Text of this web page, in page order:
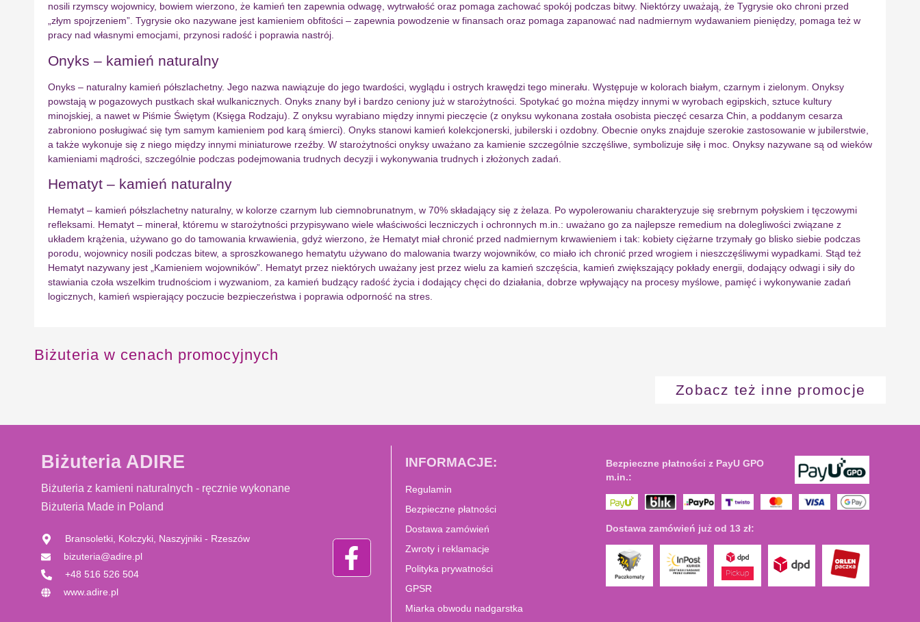
nosili rzymscy wojownicy, bowiem wierzono, że kamień ten zapewnia odwagę, wytrwałość oraz pomaga zachować spokój podczas bitwy. Niektórzy uważają, że Tygrysie oko chroni przed
„złym spojrzeniem”. Tygrysie oko nazywane jest kamieniem obfitości – zapewnia powodzenie w finansach oraz pomaga zapanować nad nadmiernym wydawaniem pieniędzy, pomaga też w
pracy nad własnymi emocjami, przynosi radość i poprawia nastrój.
Onyks – kamień naturalny
Onyks – naturalny kamień półszlachetny. Jego nazwa nawiązuje do jego twardości, wyglądu i ostrych krawędzi tego minerału. Występuje w kolorach białym, czarnym i zielonym. Onyksy
powstają w pogazowych pustkach skał wulkanicznych. Onyks znany był i bardzo ceniony już w starożytności. Spotykać go można między innymi w wyrobach egipskich, sztuce kultury
minojskiej, a nawet w Piśmie Świętym (Księga Rodzaju). Z onyksu wyrabiano między innymi pieczęcie (z onyksu wykonana została osobista pieczęć cesarza Chin, a poddanym cesarza
zabroniono posługiwać się tym samym kamieniem pod karą śmierci). Onyks stanowi kamień kolekcjonerski, jubilerski i ozdobny. Obecnie onyks znajduje szerokie zastosowanie w jubilerstwie,
a także wykonuje się z niego między innymi miniaturowe rzeźby. W starożytności onyksy uważano za kamienie szczególnie szczęśliwe, symbolizuje siłę i moc. Onyksy nazywane są od wieków
kamieniami mądrości, szczególnie podczas podejmowania trudnych decyzji i wykonywania trudnych i złożonych zadań.
Hematyt – kamień naturalny
Hematyt – kamień półszlachetny naturalny, w kolorze czarnym lub ciemnobrunatnym, w 70% składający się z żelaza. Po wypolerowaniu charakteryzuje się srebrnym połyskiem i tęczowymi
refleksami. Hematyt – minerał, któremu w starożytności przypisywano wiele właściwości leczniczych i ochronnych m.in.: uważano go za najlepsze remedium na dolegliwości związane z
układem krążenia, używano go do tamowania krwawienia, gdyż wierzono, że Hematyt miał chronić przed nadmiernym krwawieniem i tak: kobiety ciężarne trzymały go blisko siebie podczas
porodu, wojownicy nosili podczas bitew, a sproszkowanego hematytu używano do malowania twarzy wojowników, co miało ich chronić przed wrogiem i nieszczęśliwymi wypadkami. Stąd też
Hematyt nazywany jest „Kamieniem wojowników”. Hematyt przez niektórych uważany jest przez wielu za kamień szczęścia, kamień zwiększający pokłady energii, dodający odwagi i siły do
stawiania czoła wszelkim trudnościom i wyzwaniom, za kamień budzący radość życia i dodający chęci do działania, dobrze wpływający na procesy myślowe, pamięć i wykonywanie zadań
logicznych, kamień wspierający poczucie bezpieczeństwa i poprawia odporność na stres.
Biżuteria w cenach promocyjnych
Zobacz też inne promocje
Biżuteria ADIRE
Biżuteria z kamieni naturalnych - ręcznie wykonane
Biżuteria Made in Poland
Bransoletki, Kolczyki, Naszyjniki - Rzeszów
bizuteria@adire.pl
+48 516 526 504
www.adire.pl
INFORMACJE:
Regulamin
Bezpieczne płatności
Dostawa zamówień
Zwroty i reklamacje
Polityka prywatności
GPSR
Miarka obwodu nadgarstka
Bezpieczne płatności z PayU GPO
m.in.:
Dostawa zamówień już od 13 zł: